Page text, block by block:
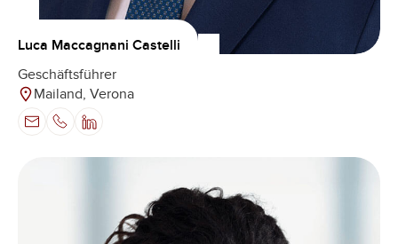
Luca Maccagnani Castelli
Geschäftsführer
Mailand, Verona